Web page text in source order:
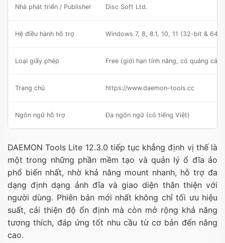
Nhà phát triển / Publisher Disc Soft Ltd.
Hệ điều hành hỗ trợ Windows 7, 8, 8.1, 10, 11 (32-bit & 64-
Loại giấy phép Free (giới hạn tính năng, có quảng
Trang chủ https://www.daemon-tools.cc
Ngôn ngữ hỗ trợ Đa ngôn ngữ (có tiếng Việt)
DAEMON Tools Lite 12.3.0 tiếp tục khẳng định vị thế là
một trong những phần mềm tạo và quản lý ổ đĩa ảo
phổ biến nhất, nhờ khả năng mount nhanh, hỗ trợ đa
dạng định dạng ảnh đĩa và giao diện thân thiện với
người dùng. Phiên bản mới nhất không chỉ tối ưu hiệu
suất, cải thiện độ ổn định mà còn mở rộng khả năng
tương thích, đáp ứng tốt nhu cầu từ cơ bản đến nâng
cao.